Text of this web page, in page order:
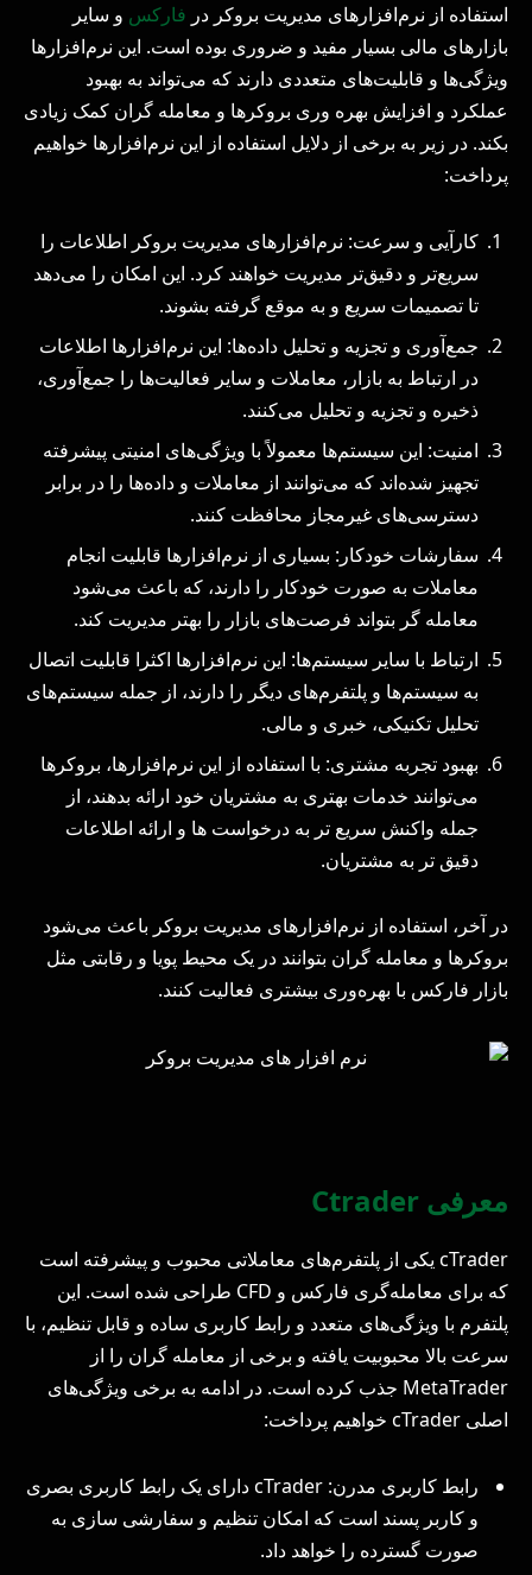
استفاده از نرم‌افزارهای مدیریت بروکر در فارکس و سایر
بازارهای مالی بسیار مفید و ضروری بوده است. این نرم‌افزارها
ویژگی‌ها و قابلیت‌های متعددی دارند که می‌تواند به بهبود
عملکرد و افزایش بهره‌ وری بروکرها و معامله‌ گران کمک زیادی
بکند. در زیر به برخی از دلایل استفاده از این نرم‌افزارها خواهیم
پرداخت:
کارآیی و سرعت: نرم‌افزارهای مدیریت بروکر اطلاعات را
سریع‌تر و دقیق‌تر مدیریت خواهند کرد. این امکان را می‌دهد
تا تصمیمات سریع و به موقع گرفته بشوند.
جمع‌آوری و تجزیه و تحلیل داده‌ها: این نرم‌افزارها اطلاعات
در ارتباط به بازار، معاملات و سایر فعالیت‌ها را جمع‌آوری،
ذخیره و تجزیه و تحلیل می‌کنند.
امنیت: این سیستم‌ها معمولاً با ویژگی‌های امنیتی پیشرفته
تجهیز شده‌اند که می‌توانند از معاملات و داده‌ها را در برابر
دسترسی‌های غیرمجاز محافظت کنند.
سفارشات خودکار: بسیاری از نرم‌افزارها قابلیت انجام
معاملات به صورت خودکار را دارند، که باعث می‌شود
معامله‌ گر بتواند فرصت‌های بازار را بهتر مدیریت کند.
ارتباط با سایر سیستم‌ها: این نرم‌افزارها اکثرا قابلیت اتصال
به سیستم‌ها و پلتفرم‌های دیگر را دارند، از جمله سیستم‌های
تحلیل تکنیکی، خبری و مالی.
بهبود تجربه مشتری: با استفاده از این نرم‌افزارها، بروکرها
می‌توانند خدمات بهتری به مشتریان خود ارائه بدهند، از
جمله واکنش سریع‌ تر به درخواست‌ ها و ارائه اطلاعات
دقیق‌ تر به مشتریان.
در آخر، استفاده از نرم‌افزارهای مدیریت بروکر باعث می‌شود
بروکرها و معامله‌ گران بتوانند در یک محیط پویا و رقابتی مثل
بازار فارکس با بهره‌وری بیشتری فعالیت کنند.
معرفی Ctrader
cTrader یکی از پلتفرم‌های معاملاتی محبوب و پیشرفته است
که برای معامله‌گری فارکس و CFD طراحی شده است. این
پلتفرم با ویژگی‌های متعدد و رابط کاربری ساده و قابل تنظیم، با
سرعت بالا محبوبیت یافته و برخی از معامله‌ گران را از
MetaTrader جذب کرده است. در ادامه به برخی ویژگی‌های
اصلی cTrader خواهیم پرداخت:
رابط کاربری مدرن: cTrader دارای یک رابط کاربری بصری
و کاربر پسند است که امکان تنظیم و سفارشی‌ سازی به
صورت گسترده را خواهد داد.